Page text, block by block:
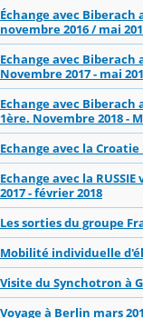
Échange avec Biberach
novembre 2016 / mai
Echange avec Biberach
Novembre 2017 - mai
Echange avec Biberach
1ère. Novembre 2018 -
Echange avec la Croatie
Echange avec la
2017 - février 2018
Les sorties du groupe
Mobilité individuelle
Visite du Synchotron à
Voyage à Berlin mars